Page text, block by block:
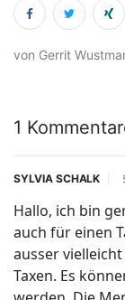
von Gerrit
1
SYLVIA SCHALK
Hallo, ich bin
auch für einen
ausser
Taxen. Es